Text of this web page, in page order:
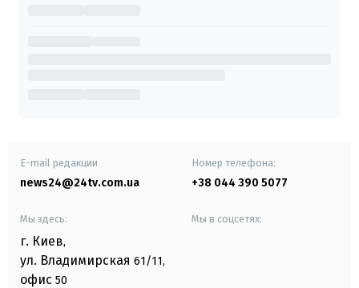
E-mail редакции
news24@24tv.com.ua
Номер телефона:
+38 044 390 5077
Мы здесь:
г. Киев,
ул. Владимирская 61/11,
офис 50
Мы в соцсетях: